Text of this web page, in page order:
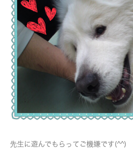
先生に遊んでもらってご機嫌です(^^)